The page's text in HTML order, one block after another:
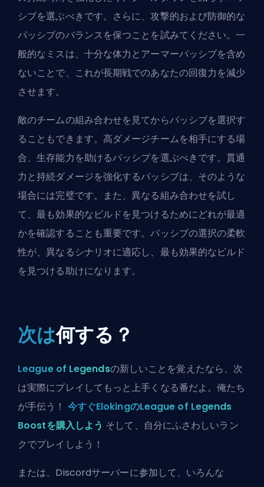
シブを選ぶべきです。さらに、攻撃的および防御的な
パッシブのバランスを保つことを試みてください。一
般的なミスは、十分な体力とアーマーパッシブを含め
ないことで、これが長期戦でのあなたの回復力を減少
させます。
敵のチームの組み合わせを見てからパッシブを選択す
ることもできます。高ダメージチームを相手にする場
合、生存能力を助けるパッシブを選ぶべきです。貫通
力と持続ダメージを強化するパッシブは、そのような
場合には完璧です。また、異なる組み合わせを試し
て、最も効果的なビルドを見つけるためにどれが最適
かを確認することも重要です。パッシブの選択の柔軟
性が、異なるシナリオに適応し、最も効果的なビルド
を見つける助けになります。
次は何する？
League of Legendsの新しいことを覚えたなら、次
は実際にプレイしてもっと上手くなる番だよ。俺たち
が手伝う！ 今すぐElokingのLeague of Legends
Boostを購入しよう そして、自分にふさわしいラン
クでプレイしよう！
または、 Discordサーバーに参加して、いろんな